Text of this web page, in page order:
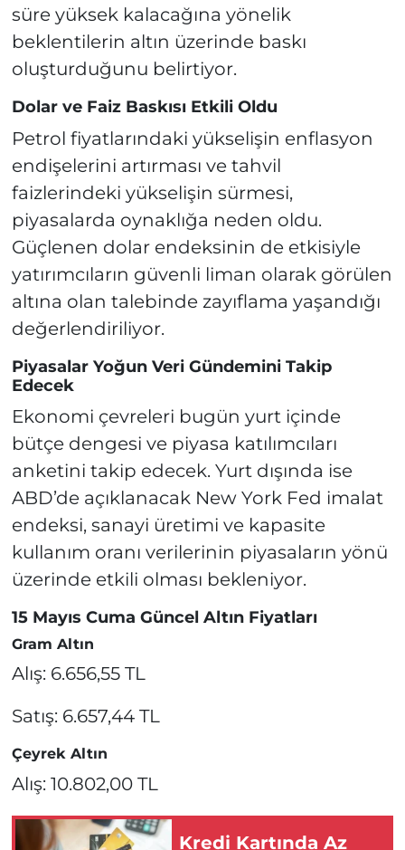
süre yüksek kalacağına yönelik
beklentilerin altın üzerinde baskı
oluşturduğunu belirtiyor.
Dolar ve Faiz Baskısı Etkili Oldu
Petrol fiyatlarındaki yükselişin enflasyon
endişelerini artırması ve tahvil
faizlerindeki yükselişin sürmesi,
piyasalarda oynaklığa neden oldu.
Güçlenen dolar endeksinin de etkisiyle
yatırımcıların güvenli liman olarak görülen
altına olan talebinde zayıflama yaşandığı
değerlendiriliyor.
Piyasalar Yoğun Veri Gündemini Takip
Edecek
Ekonomi çevreleri bugün yurt içinde
bütçe dengesi ve piyasa katılımcıları
anketini takip edecek. Yurt dışında ise
ABD’de açıklanacak New York Fed imalat
endeksi, sanayi üretimi ve kapasite
kullanım oranı verilerinin piyasaların yönü
üzerinde etkili olması bekleniyor.
15 Mayıs Cuma Güncel Altın Fiyatları
Gram Altın
Alış: 6.656,55 TL
Satış: 6.657,44 TL
Çeyrek Altın
Alış: 10.802,00 TL
Kredi Kartında Az